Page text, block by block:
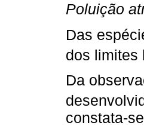
Poluição
Das
dos limites
Da
constata-